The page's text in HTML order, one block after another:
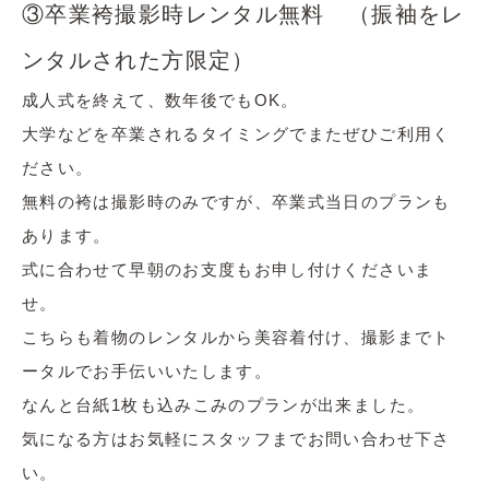
③卒業袴撮影時レンタル無料 （振袖をレ
ンタルされた方限定）
成人式を終えて、数年後でもOK。
大学などを卒業されるタイミングでまたぜひご利用く
ださい。
無料の袴は撮影時のみですが、卒業式当日のプランも
あります。
式に合わせて早朝のお支度もお申し付けくださいま
せ。
こちらも着物のレンタルから美容着付け、撮影までト
ータルでお手伝いいたします。
なんと台紙1枚も込みこみのプランが出来ました。
気になる方はお気軽にスタッフまでお問い合わせ下さ
い。